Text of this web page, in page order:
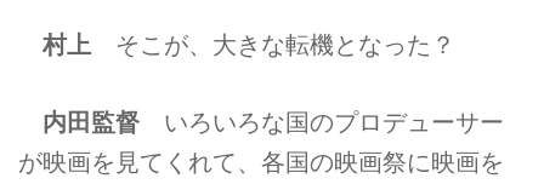
村上 そこが、大きな転機となった？
内田監督 いろいろな国のプロデューサー
が映画を見てくれて、各国の映画祭に映画を